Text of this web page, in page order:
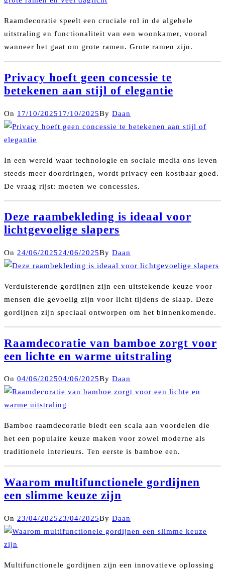
Raamdecoratie speelt een cruciale rol in de algehele
uitstraling en functionaliteit van een woonkamer, vooral
wanneer het gaat om grote ramen. Grote ramen zijn.
Privacy hoeft geen concessie te
betekenen aan stijl of elegantie
On 17/10/202517/10/2025By Daan
In een wereld waar technologie en sociale media ons leven
steeds meer doordringen, wordt privacy een kostbaar goed.
De vraag rijst: moeten we concessies.
Deze raambekleding is ideaal voor
lichtgevoelige slapers
On 24/06/202524/06/2025By Daan
Verduisterende gordijnen zijn een uitstekende keuze voor
mensen die gevoelig zijn voor licht tijdens de slaap. Deze
gordijnen zijn speciaal ontworpen om het binnenkomende.
Raamdecoratie van bamboe zorgt voor
een lichte en warme uitstraling
On 04/06/202504/06/2025By Daan
Bamboe raamdecoratie biedt een scala aan voordelen die
het een populaire keuze maken voor zowel moderne als
traditionele interieurs. Ten eerste is bamboe een.
Waarom multifunctionele gordijnen
een slimme keuze zijn
On 23/04/202523/04/2025By Daan
Multifunctionele gordijnen zijn een innovatieve oplossing